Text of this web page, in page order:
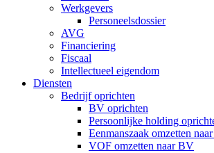
Werkgevers
Personeelsdossier
AVG
Financiering
Fiscaal
Intellectueel eigendom
Diensten
Bedrijf oprichten
BV oprichten
Persoonlijke holding
Eenmanszaak omzetten
VOF omzetten naar BV